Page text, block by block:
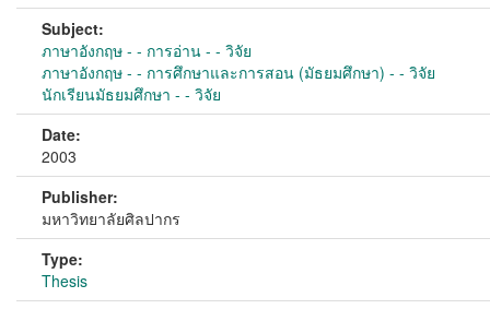
Subject:
ภาษาอังกฤษ - - การอ่าน - - วิจัย
ภาษาอังกฤษ - - การศึกษาและการสอน (มัธยมศึกษา) - - วิจัย
นักเรียนมัธยมศึกษา - - วิจัย
Date:
2003
Publisher:
มหาวิทยาลัยศิลปากร
Type:
Thesis